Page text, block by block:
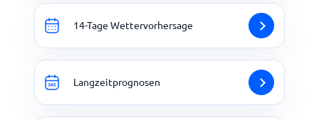
14-Tage Wettervorhersage
Langzeitprognosen